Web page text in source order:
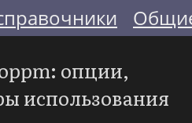
опции,
использования